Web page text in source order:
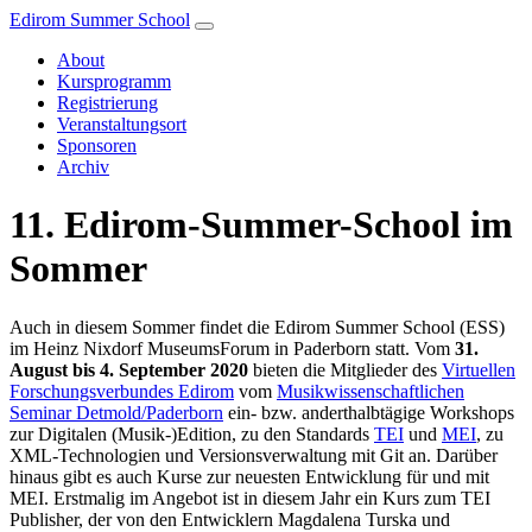
Edirom Summer School
About
Kursprogramm
Registrierung
Veranstaltungsort
Sponsoren
Archiv
11. Edirom-Summer-School im
Sommer
Auch in diesem Sommer findet die Edirom Summer School (ESS)
im Heinz Nixdorf MuseumsForum in Paderborn statt. Vom 31.
August bis 4. September 2020 bieten die Mitglieder des Virtuellen
Forschungsverbundes Edirom vom Musikwissenschaftlichen
Seminar Detmold/Paderborn ein- bzw. anderthalbtägige Workshops
zur Digitalen (Musik-)Edition, zu den Standards TEI und MEI, zu
XML-Technologien und Versionsverwaltung mit Git an. Darüber
hinaus gibt es auch Kurse zur neuesten Entwicklung für und mit
MEI. Erstmalig im Angebot ist in diesem Jahr ein Kurs zum TEI
Publisher, der von den Entwicklern Magdalena Turska und